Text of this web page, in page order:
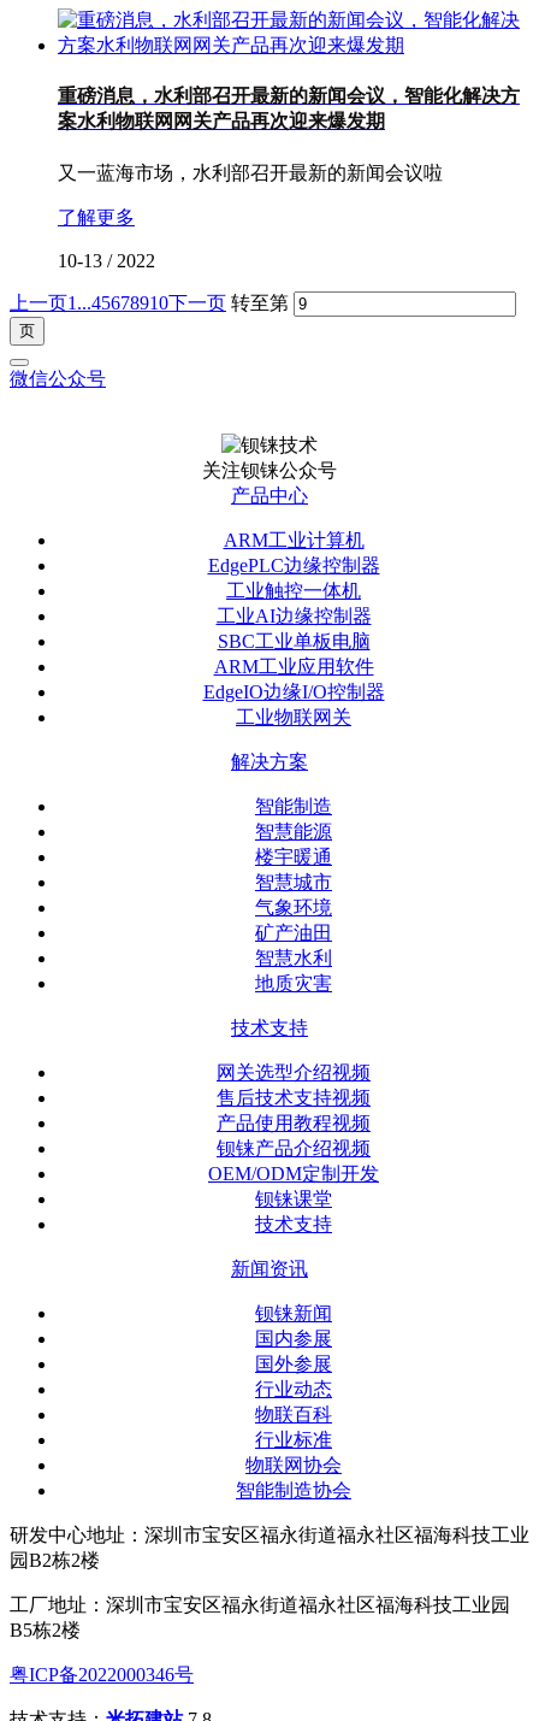
重磅消息，水利部召开最新的新闻会议，智能化解决方
案水利物联网网关产品再次迎来爆发期
又一蓝海市场，水利部召开最新的新闻会议啦
了解更多
10-13 / 2022
上一页1...45678910下一页 转至第
微信公众号
关注钡铼公众号
产品中心
ARM工业计算机
EdgePLC边缘控制器
工业触控一体机
工业AI边缘控制器
SBC工业单板电脑
ARM工业应用软件
EdgeIO边缘I/O控制器
工业物联网关
解决方案
智能制造
智慧能源
楼宇暖通
智慧城市
气象环境
矿产油田
智慧水利
地质灾害
技术支持
网关选型介绍视频
售后技术支持视频
产品使用教程视频
钡铼产品介绍视频
OEM/ODM定制开发
钡铼课堂
技术支持
新闻资讯
钡铼新闻
国内参展
国外参展
行业动态
物联百科
行业标准
物联网协会
智能制造协会
研发中心地址：深圳市宝安区福永街道福永社区福海科技工业
园B2栋2楼
工厂地址：深圳市宝安区福永街道福永社区福海科技工业园
B5栋2楼
粤ICP备2022000346号